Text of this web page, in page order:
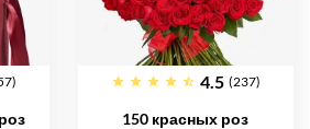
4.5 (237)
150 красных роз